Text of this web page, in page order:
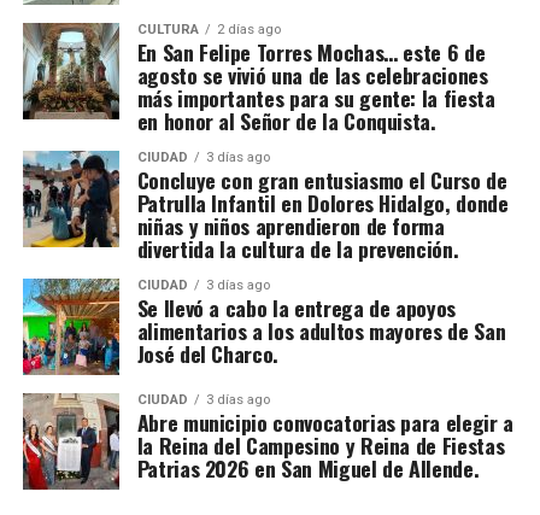
CULTURA 2 días ago
En San Felipe Torres Mochas… este 6 de
agosto se vivió una de las celebraciones
más importantes para su gente: la fiesta
en honor al Señor de la Conquista.
CIUDAD 3 días ago
Concluye con gran entusiasmo el Curso de
Patrulla Infantil en Dolores Hidalgo, donde
niñas y niños aprendieron de forma
divertida la cultura de la prevención.
CIUDAD 3 días ago
Se llevó a cabo la entrega de apoyos
alimentarios a los adultos mayores de San
José del Charco.
CIUDAD 3 días ago
Abre municipio convocatorias para elegir a
la Reina del Campesino y Reina de Fiestas
Patrias 2026 en San Miguel de Allende.